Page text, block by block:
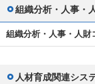
組織分析・人事・
組織分析・人事・人財
人材育成関連シス